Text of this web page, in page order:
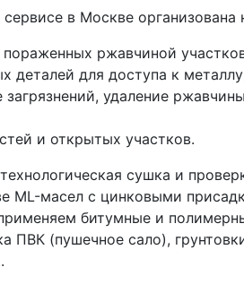
в Москве организована
ржавчиной
деталей для доступа к
удаление
и открытых участков.
сушка и
ML-масел с цинковыми
битумные и
ПВК (пушечное сало),